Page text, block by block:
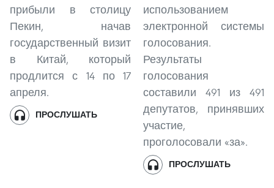
прибыли в столицу
Пекин, начав
государственный визит
в Китай, который
продлится с 14 по 17
апреля.
ПРОСЛУШАТЬ
использованием
электронной системы
голосования.
Результаты
голосования
составили 491 из 491
депутатов, принявших
участие,
проголосовали «за».
ПРОСЛУШАТЬ